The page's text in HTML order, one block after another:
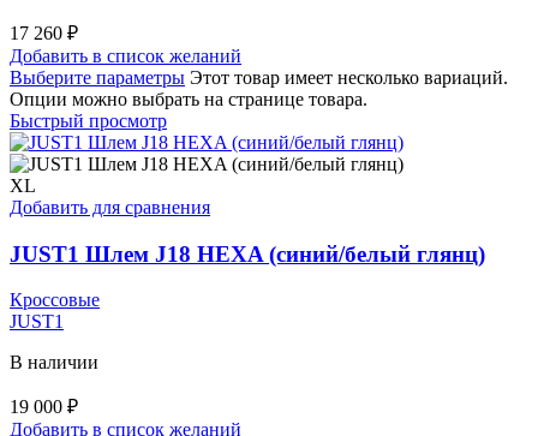
17 260 ₽
Добавить в список желаний
Выберите параметры Этот товар имеет несколько вариаций.
Опции можно выбрать на странице товара.
Быстрый просмотр
XL
Добавить для сравнения
JUST1 Шлем J18 HEXA (синий/белый глянц)
Кроссовые
JUST1
В наличии
19 000 ₽
Добавить в список желаний